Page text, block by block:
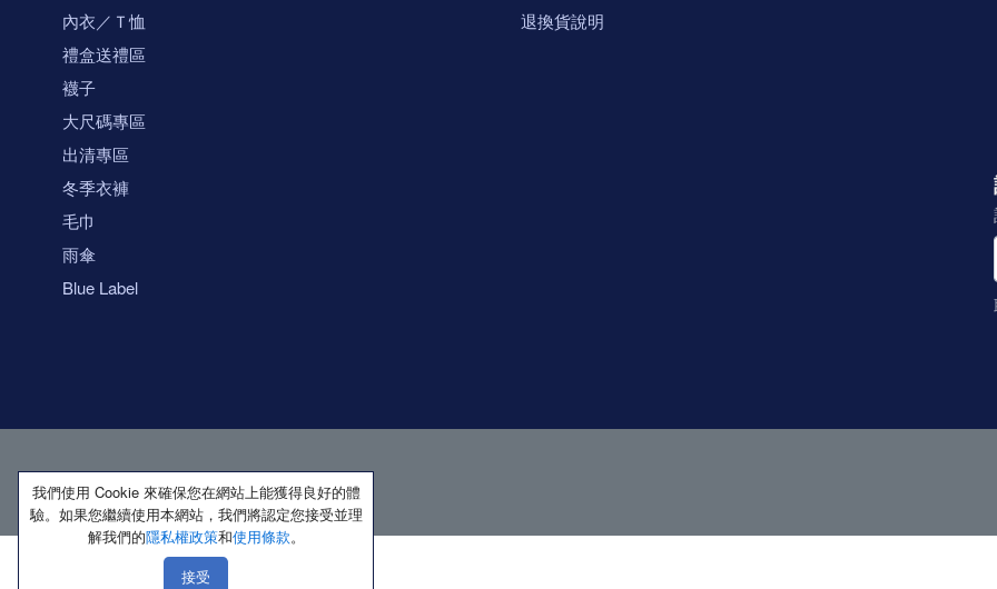
內衣／Ｔ恤
禮盒送禮區
襪子
大尺碼專區
出清專區
冬季衣褲
毛巾
雨傘
Blue Label
退換貨說明
著作權所有 保留一切權利
我們使用 Cookie 來確保您在網站上能獲得良好的體
驗。如果您繼續使用本網站，我們將認定您接受並理
解我們的隱私權政策和使用條款。
接受